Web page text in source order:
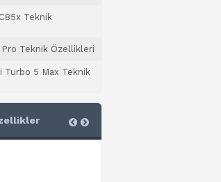
Teknik
Teknik Özellikleri
Turbo 5 Max Teknik